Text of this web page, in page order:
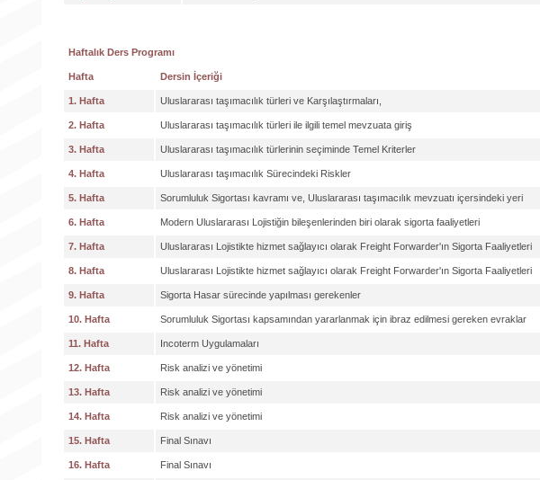
Haftalık Ders Programı
Hafta Dersin İçeriği
1. Hafta Uluslararası taşımacılık türleri ve Karşılaştırmaları,
2. Hafta Uluslararası taşımacılık türleri ile ilgili temel mevzuata giriş
3. Hafta Uluslararası taşımacılık türlerinin seçiminde Temel Kriterler
4. Hafta Uluslararası taşımacılık Sürecindeki Riskler
5. Hafta Sorumluluk Sigortası kavramı ve, Uluslararası taşımacılık mevzuatı içersindeki yeri
6. Hafta Modern Uluslararası Lojistiğin bileşenlerinden biri olarak sigorta faaliyetleri
7. Hafta Uluslararası Lojistikte hizmet sağlayıcı olarak Freight Forwarder'ın Sigorta Faaliyetleri
8. Hafta Uluslararası Lojistikte hizmet sağlayıcı olarak Freight Forwarder'ın Sigorta Faaliyetleri
9. Hafta Sigorta Hasar sürecinde yapılması gerekenler
10. Hafta Sorumluluk Sigortası kapsamından yararlanmak için ibraz edilmesi gereken evraklar
11. Hafta Incoterm Uygulamaları
12. Hafta Risk analizi ve yönetimi
13. Hafta Risk analizi ve yönetimi
14. Hafta Risk analizi ve yönetimi
15. Hafta Final Sınavı
16. Hafta Final Sınavı